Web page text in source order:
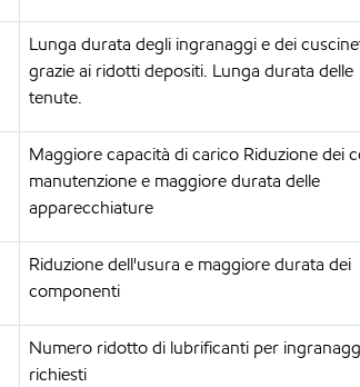
Lunga durata degli ingranaggi e dei
grazie ai ridotti depositi. Lunga durata delle
tenute.
Maggiore capacità di carico Riduzione dei
manutenzione e maggiore durata delle
apparecchiature
Riduzione dell'usura e maggiore durata dei
componenti
Numero ridotto di lubrificanti per
richiesti